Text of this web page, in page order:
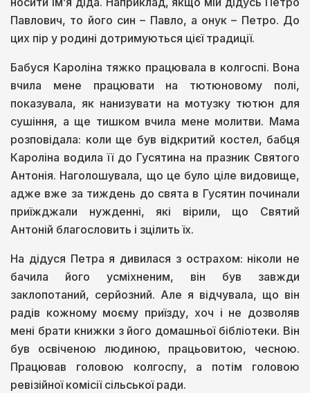
Павлович, то його син – Павло, а онук – Петро. До
цих пір у родині дотримуються цієї традиції.
Бабуся Кароліна тяжко працювала в колгоспі. Вона
вчила мене працювати на тютюновому полі,
показувала, як нанизувати на мотузку тютюн для
сушіння, а ще тишком вчила мене молитви. Мама
розповідала: коли ще був відкритий костел, бабця
Кароліна водила її до Гусятина на празник Святого
Антонія. Наголошувала, що це було ціле видовище,
адже вже за тиждень до свята в Гусятин починали
приїжджали нужденні, які вірили, що Святий
Антоній благословить і зцілить їх.
На дідуся Петра я дивилася з острахом: ніколи не
бачила його усміхненим, він був завжди
заклопотаний, серйозний. Але я відчувала, що він
радів кожному моєму приїзду, хоч і не дозволяв
мені брати книжки з його домашньої бібліотеки. Він
був освіченою людиною, працьовитою, чесною.
Працював головою колгоспу, а потім головою
ревізійної комісії сільської ради.